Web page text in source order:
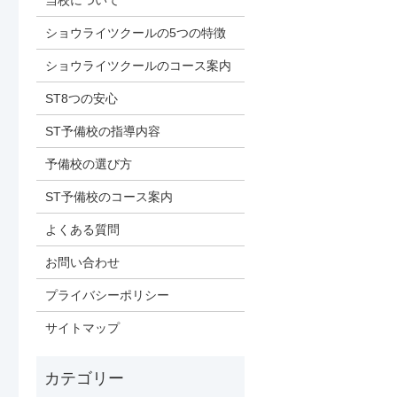
ショウライツクールの5つの特徴
ショウライツクールのコース案内
ST8つの安心
ST予備校の指導内容
予備校の選び方
ST予備校のコース案内
よくある質問
お問い合わせ
プライバシーポリシー
サイトマップ